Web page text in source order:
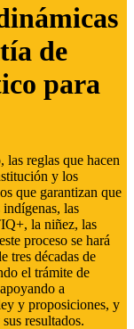
de
para
las reglas que hacen
y los
que garantizan que
las
la niñez, las
proceso se hará
tres décadas de
el trámite de
a
y proposiciones, y
resultados.